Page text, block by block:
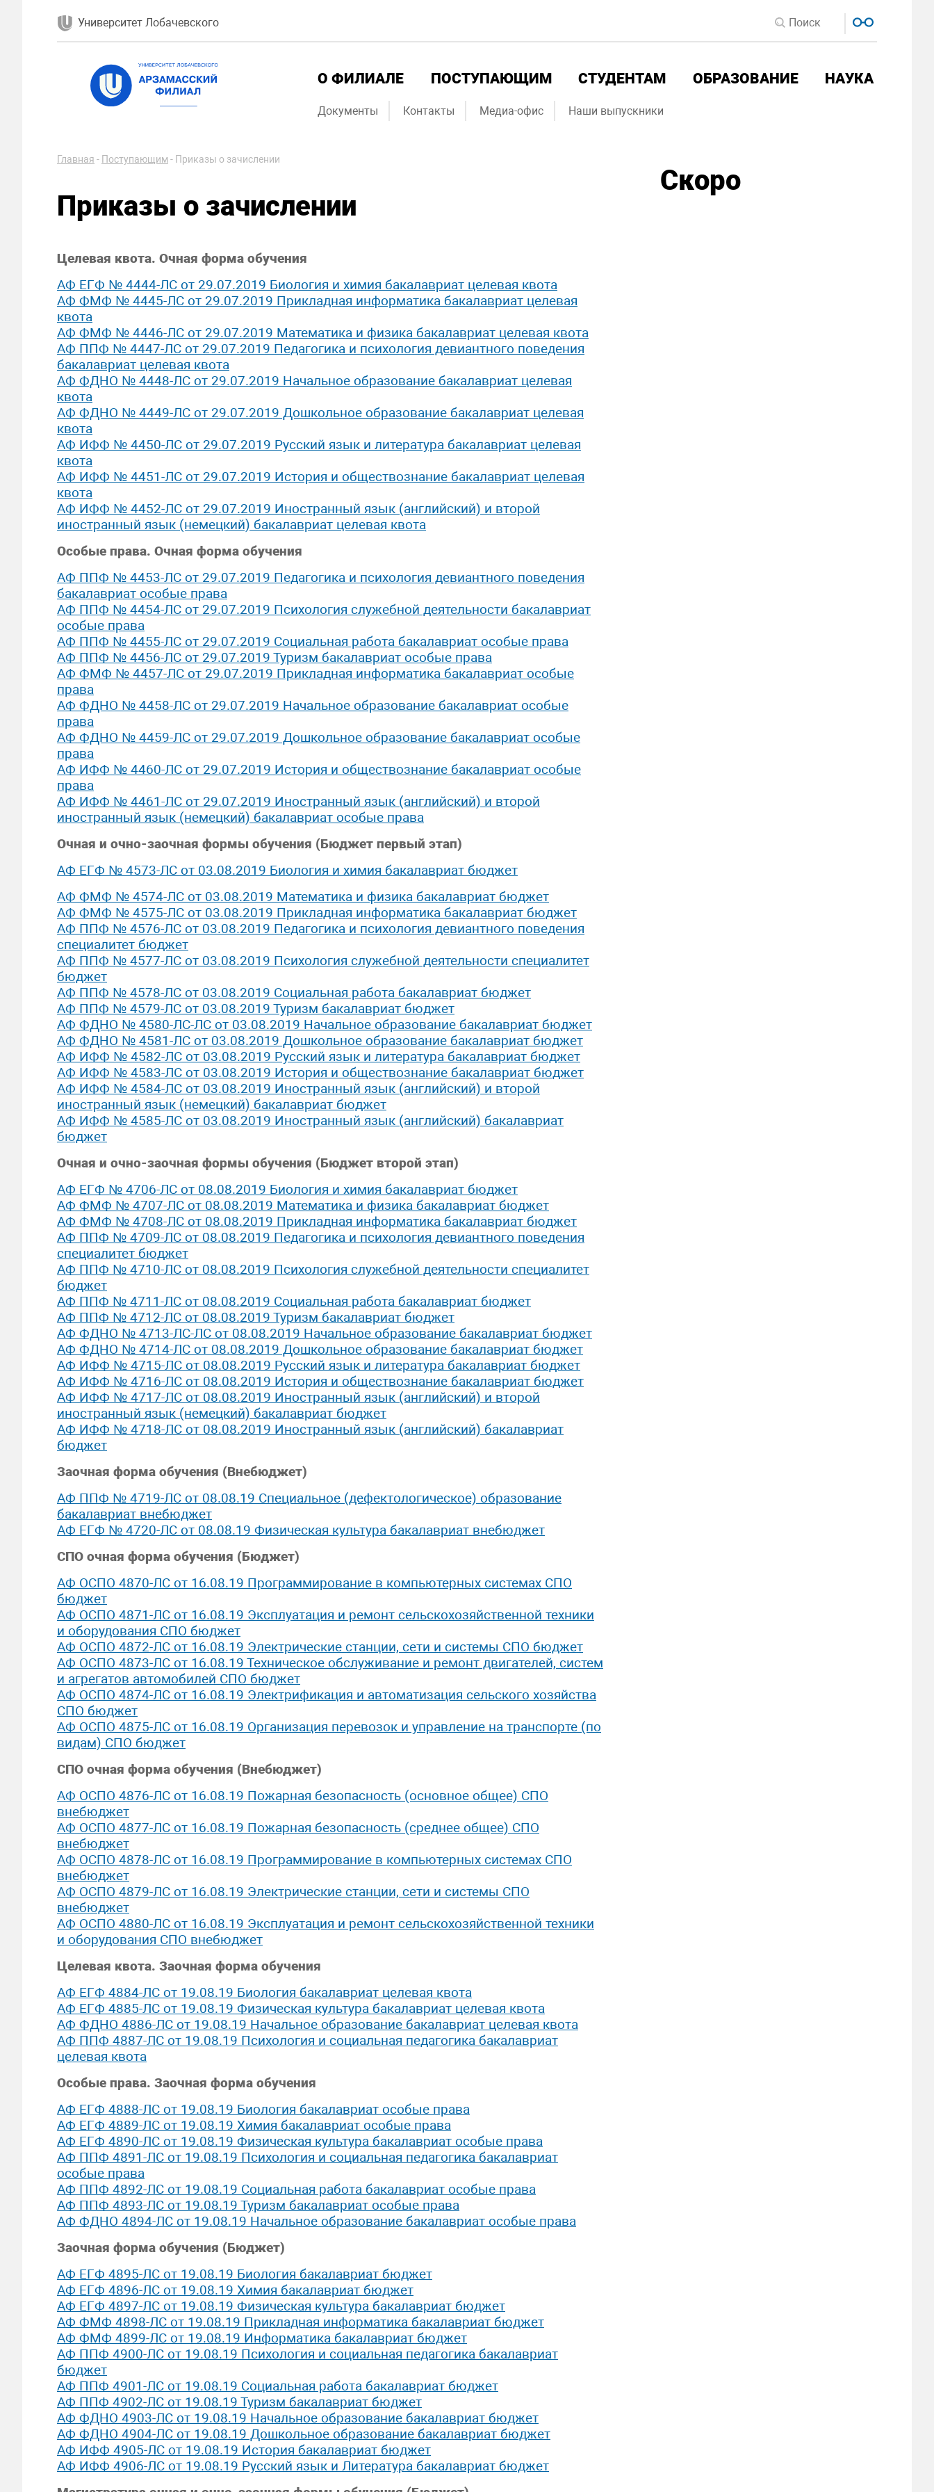
Университет Лобачевского
О ФИЛИАЛЕ ПОСТУПАЮЩИМ СТУДЕНТАМ ОБРАЗОВАНИЕ НАУКА
Документы Контакты Медиа-офис Наши выпускники
Главная - Поступающим - Приказы о зачислении
Приказы о зачислении
Целевая квота. Очная форма обучения
АФ ЕГФ № 4444-ЛС от 29.07.2019 Биология и химия бакалавриат целевая квота
АФ ФМФ № 4445-ЛС от 29.07.2019 Прикладная информатика бакалавриат целевая
квота
АФ ФМФ № 4446-ЛС от 29.07.2019 Математика и физика бакалавриат целевая квота
АФ ППФ № 4447-ЛС от 29.07.2019 Педагогика и психология девиантного поведения
бакалавриат целевая квота
АФ ФДНО № 4448-ЛС от 29.07.2019 Начальное образование бакалавриат целевая
квота
АФ ФДНО № 4449-ЛС от 29.07.2019 Дошкольное образование бакалавриат целевая
квота
АФ ИФФ № 4450-ЛС от 29.07.2019 Русский язык и литература бакалавриат целевая
квота
АФ ИФФ № 4451-ЛС от 29.07.2019 История и обществознание бакалавриат целевая
квота
АФ ИФФ № 4452-ЛС от 29.07.2019 Иностранный язык (английский) и второй
иностранный язык (немецкий) бакалавриат целевая квота
Особые права. Очная форма обучения
АФ ППФ № 4453-ЛС от 29.07.2019 Педагогика и психология девиантного поведения
бакалавриат особые права
АФ ППФ № 4454-ЛС от 29.07.2019 Психология служебной деятельности бакалавриат
особые права
АФ ППФ № 4455-ЛС от 29.07.2019 Социальная работа бакалавриат особые права
АФ ППФ № 4456-ЛС от 29.07.2019 Туризм бакалавриат особые права
АФ ФМФ № 4457-ЛС от 29.07.2019 Прикладная информатика бакалавриат особые
права
АФ ФДНО № 4458-ЛС от 29.07.2019 Начальное образование бакалавриат особые
права
АФ ФДНО № 4459-ЛС от 29.07.2019 Дошкольное образование бакалавриат особые
права
АФ ИФФ № 4460-ЛС от 29.07.2019 История и обществознание бакалавриат особые
права
АФ ИФФ № 4461-ЛС от 29.07.2019 Иностранный язык (английский) и второй
иностранный язык (немецкий) бакалавриат особые права
Очная и очно-заочная формы обучения (Бюджет первый этап)
АФ ЕГФ № 4573-ЛС от 03.08.2019 Биология и химия бакалавриат бюджет
АФ ФМФ № 4574-ЛС от 03.08.2019 Математика и физика бакалавриат бюджет
АФ ФМФ № 4575-ЛС от 03.08.2019 Прикладная информатика бакалавриат бюджет
АФ ППФ № 4576-ЛС от 03.08.2019 Педагогика и психология девиантного поведения
специалитет бюджет
АФ ППФ № 4577-ЛС от 03.08.2019 Психология служебной деятельности специалитет
бюджет
АФ ППФ № 4578-ЛС от 03.08.2019 Социальная работа бакалавриат бюджет
АФ ППФ № 4579-ЛС от 03.08.2019 Туризм бакалавриат бюджет
АФ ФДНО № 4580-ЛС-ЛС от 03.08.2019 Начальное образование бакалавриат бюджет
АФ ФДНО № 4581-ЛС от 03.08.2019 Дошкольное образование бакалавриат бюджет
АФ ИФФ № 4582-ЛС от 03.08.2019 Русский язык и литература бакалавриат бюджет
АФ ИФФ № 4583-ЛС от 03.08.2019 История и обществознание бакалавриат бюджет
АФ ИФФ № 4584-ЛС от 03.08.2019 Иностранный язык (английский) и второй
иностранный язык (немецкий) бакалавриат бюджет
АФ ИФФ № 4585-ЛС от 03.08.2019 Иностранный язык (английский) бакалавриат
бюджет
Очная и очно-заочная формы обучения (Бюджет второй этап)
АФ ЕГФ № 4706-ЛС от 08.08.2019 Биология и химия бакалавриат бюджет
АФ ФМФ № 4707-ЛС от 08.08.2019 Математика и физика бакалавриат бюджет
АФ ФМФ № 4708-ЛС от 08.08.2019 Прикладная информатика бакалавриат бюджет
АФ ППФ № 4709-ЛС от 08.08.2019 Педагогика и психология девиантного поведения
специалитет бюджет
АФ ППФ № 4710-ЛС от 08.08.2019 Психология служебной деятельности специалитет
бюджет
АФ ППФ № 4711-ЛС от 08.08.2019 Социальная работа бакалавриат бюджет
АФ ППФ № 4712-ЛС от 08.08.2019 Туризм бакалавриат бюджет
АФ ФДНО № 4713-ЛС-ЛС от 08.08.2019 Начальное образование бакалавриат бюджет
АФ ФДНО № 4714-ЛС от 08.08.2019 Дошкольное образование бакалавриат бюджет
АФ ИФФ № 4715-ЛС от 08.08.2019 Русский язык и литература бакалавриат бюджет
АФ ИФФ № 4716-ЛС от 08.08.2019 История и обществознание бакалавриат бюджет
АФ ИФФ № 4717-ЛС от 08.08.2019 Иностранный язык (английский) и второй
иностранный язык (немецкий) бакалавриат бюджет
АФ ИФФ № 4718-ЛС от 08.08.2019 Иностранный язык (английский) бакалавриат
бюджет
Заочная форма обучения (Внебюджет)
АФ ППФ № 4719-ЛС от 08.08.19 Специальное (дефектологическое) образование
бакалавриат внебюджет
АФ ЕГФ № 4720-ЛС от 08.08.19 Физическая культура бакалавриат внебюджет
СПО очная форма обучения (Бюджет)
АФ ОСПО 4870-ЛС от 16.08.19 Программирование в компьютерных системах СПО
бюджет
АФ ОСПО 4871-ЛС от 16.08.19 Эксплуатация и ремонт сельскохозяйственной техники
и оборудования СПО бюджет
АФ ОСПО 4872-ЛС от 16.08.19 Электрические станции, сети и системы СПО бюджет
АФ ОСПО 4873-ЛС от 16.08.19 Техническое обслуживание и ремонт двигателей, систем
и агрегатов автомобилей СПО бюджет
АФ ОСПО 4874-ЛС от 16.08.19 Электрификация и автоматизация сельского хозяйства
СПО бюджет
АФ ОСПО 4875-ЛС от 16.08.19 Организация перевозок и управление на транспорте (по
видам) СПО бюджет
СПО очная форма обучения (Внебюджет)
АФ ОСПО 4876-ЛС от 16.08.19 Пожарная безопасность (основное общее) СПО
внебюджет
АФ ОСПО 4877-ЛС от 16.08.19 Пожарная безопасность (среднее общее) СПО
внебюджет
АФ ОСПО 4878-ЛС от 16.08.19 Программирование в компьютерных системах СПО
внебюджет
АФ ОСПО 4879-ЛС от 16.08.19 Электрические станции, сети и системы СПО
внебюджет
АФ ОСПО 4880-ЛС от 16.08.19 Эксплуатация и ремонт сельскохозяйственной техники
и оборудования СПО внебюджет
Целевая квота. Заочная форма обучения
АФ ЕГФ 4884-ЛС от 19.08.19 Биология бакалавриат целевая квота
АФ ЕГФ 4885-ЛС от 19.08.19 Физическая культура бакалавриат целевая квота
АФ ФДНО 4886-ЛС от 19.08.19 Начальное образование бакалавриат целевая квота
АФ ППФ 4887-ЛС от 19.08.19 Психология и социальная педагогика бакалавриат
целевая квота
Особые права. Заочная форма обучения
АФ ЕГФ 4888-ЛС от 19.08.19 Биология бакалавриат особые права
АФ ЕГФ 4889-ЛС от 19.08.19 Химия бакалавриат особые права
АФ ЕГФ 4890-ЛС от 19.08.19 Физическая культура бакалавриат особые права
АФ ППФ 4891-ЛС от 19.08.19 Психология и социальная педагогика бакалавриат
особые права
АФ ППФ 4892-ЛС от 19.08.19 Социальная работа бакалавриат особые права
АФ ППФ 4893-ЛС от 19.08.19 Туризм бакалавриат особые права
АФ ФДНО 4894-ЛС от 19.08.19 Начальное образование бакалавриат особые права
Заочная форма обучения (Бюджет)
АФ ЕГФ 4895-ЛС от 19.08.19 Биология бакалавриат бюджет
АФ ЕГФ 4896-ЛС от 19.08.19 Химия бакалавриат бюджет
АФ ЕГФ 4897-ЛС от 19.08.19 Физическая культура бакалавриат бюджет
АФ ФМФ 4898-ЛС от 19.08.19 Прикладная информатика бакалавриат бюджет
АФ ФМФ 4899-ЛС от 19.08.19 Информатика бакалавриат бюджет
АФ ППФ 4900-ЛС от 19.08.19 Психология и социальная педагогика бакалавриат
бюджет
АФ ППФ 4901-ЛС от 19.08.19 Социальная работа бакалавриат бюджет
АФ ППФ 4902-ЛС от 19.08.19 Туризм бакалавриат бюджет
АФ ФДНО 4903-ЛС от 19.08.19 Начальное образование бакалавриат бюджет
АФ ФДНО 4904-ЛС от 19.08.19 Дошкольное образование бакалавриат бюджет
АФ ИФФ 4905-ЛС от 19.08.19 История бакалавриат бюджет
АФ ИФФ 4906-ЛС от 19.08.19 Русский язык и Литература бакалавриат бюджет
Скоро